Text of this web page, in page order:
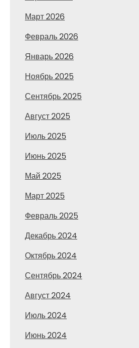
Март 2026
Февраль 2026
Январь 2026
Ноябрь 2025
Сентябрь 2025
Август 2025
Июль 2025
Июнь 2025
Май 2025
Март 2025
Февраль 2025
Декабрь 2024
Октябрь 2024
Сентябрь 2024
Август 2024
Июль 2024
Июнь 2024